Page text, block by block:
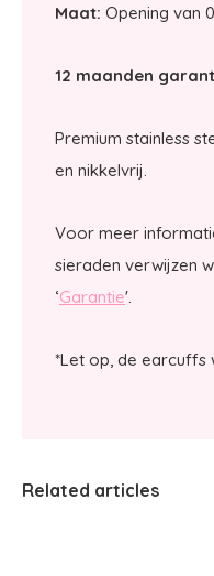
Maat: Opening van
12 maanden
Premium stainless
en nikkelvrij.
Voor meer
sieraden verwijzen
‘Garantie'.
*Let op, de earcuffs
Related articles